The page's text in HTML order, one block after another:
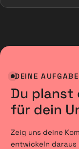
DEINE
Du planst
für dein
Zeig uns deine
entwickeln daraus